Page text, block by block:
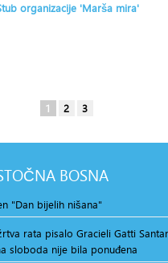
organizacije 'Marša mira'
1 2 3
BOSNA
"Dan bijelih nišana"
rata pisalo Gracieli Gatti
sloboda nije bila ponuđena